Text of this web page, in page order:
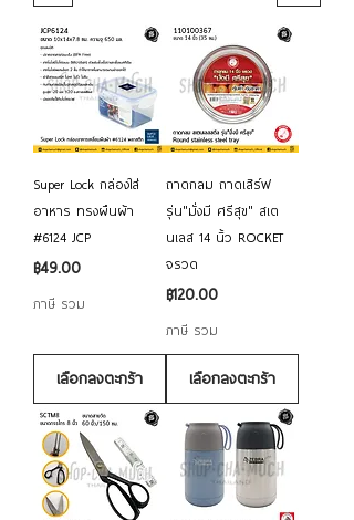
Super Lock กล่องใส่
อาหาร ทรงผืนผ้า
#6124 JCP
ราคา
฿49.00
ภาษี รวม
เลือกลงตะกร้า
ถาดกลม ถาดเสิร์ฟ
รุ่น"มั่งมี ศรีสุข" สเต
นเลส 14 นิ้ว ROCKET
จรวด
ราคา
฿120.00
ภาษี รวม
เลือกลงตะกร้า